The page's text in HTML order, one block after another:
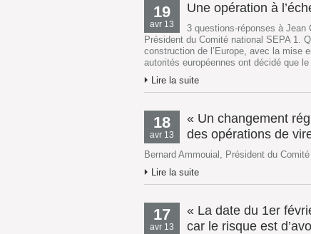
19
avr 13
Une opération à
3 questions-réponses à Jean
Président du Comité national SEPA 1.
construction de l’Europe, avec la mise
autorités européennes ont décidé que
Lire la suite
18
avr 13
« Un changement
des opérations de
Bernard Ammouial, Président du
Lire la suite
17
avr 13
« La date du 1er
car le risque est